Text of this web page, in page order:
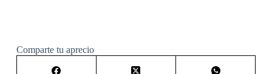
Comparte tu aprecio